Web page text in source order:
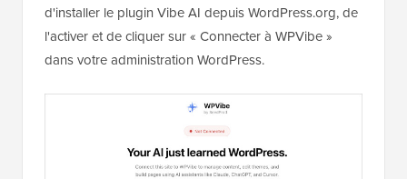
d'installer le plugin Vibe AI depuis WordPress.org, de
l'activer et de cliquer sur « Connecter à WPVibe »
dans votre administration WordPress.